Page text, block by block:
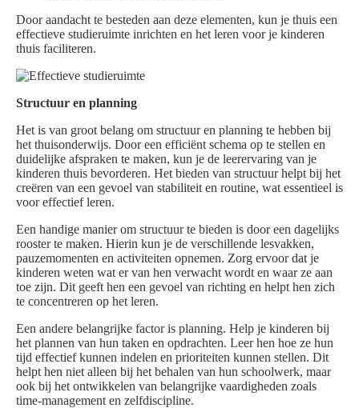
Door aandacht te besteden aan deze elementen, kun je thuis een
effectieve studieruimte inrichten en het leren voor je kinderen
thuis faciliteren.
Structuur en planning
Het is van groot belang om structuur en planning te hebben bij
het thuisonderwijs. Door een efficiënt schema op te stellen en
duidelijke afspraken te maken, kun je de leerervaring van je
kinderen thuis bevorderen. Het bieden van structuur helpt bij het
creëren van een gevoel van stabiliteit en routine, wat essentieel is
voor effectief leren.
Een handige manier om structuur te bieden is door een dagelijks
rooster te maken. Hierin kun je de verschillende lesvakken,
pauzemomenten en activiteiten opnemen. Zorg ervoor dat je
kinderen weten wat er van hen verwacht wordt en waar ze aan
toe zijn. Dit geeft hen een gevoel van richting en helpt hen zich
te concentreren op het leren.
Een andere belangrijke factor is planning. Help je kinderen bij
het plannen van hun taken en opdrachten. Leer hen hoe ze hun
tijd effectief kunnen indelen en prioriteiten kunnen stellen. Dit
helpt hen niet alleen bij het behalen van hun schoolwerk, maar
ook bij het ontwikkelen van belangrijke vaardigheden zoals
time-management en zelfdiscipline.